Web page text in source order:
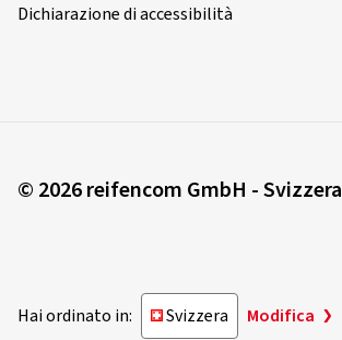
Dichiarazione di accessibilità
© 2026 reifencom GmbH - Svizzera
Hai ordinato in: Svizzera Modifica